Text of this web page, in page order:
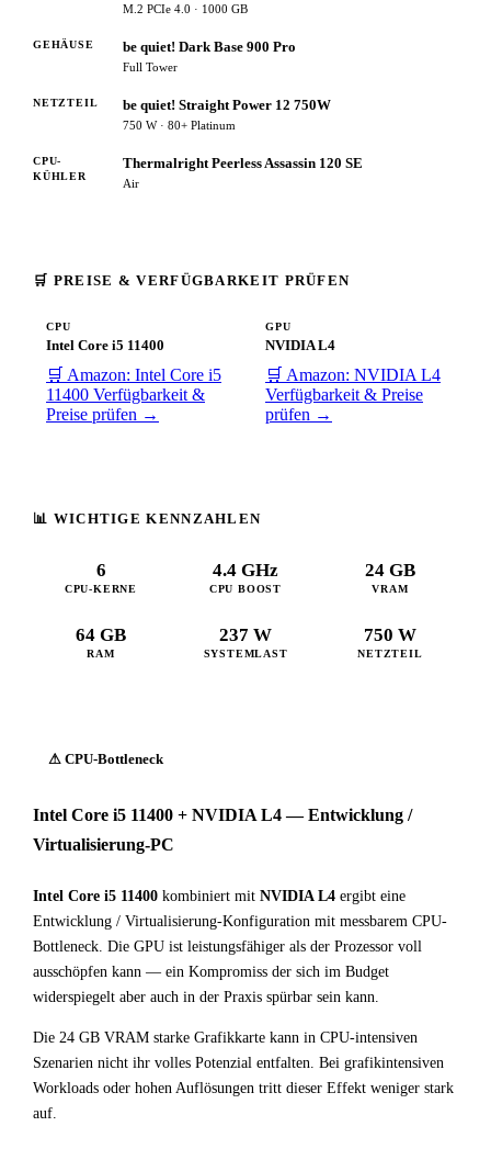
M.2 PCIe 4.0 · 1000 GB
GEHÄUSE be quiet! Dark Base 900 Pro
Full Tower
NETZTEIL be quiet! Straight Power 12 750W
750 W · 80+ Platinum
CPU-
KÜHLER
Thermalright Peerless Assassin 120 SE
Air
🛒 PREISE & VERFÜGBARKEIT PRÜFEN
CPU
Intel Core i5 11400
🛒 Amazon: Intel Core i5
11400 Verfügbarkeit &
Preise prüfen →
GPU
NVIDIA L4
🛒 Amazon: NVIDIA L4
Verfügbarkeit & Preise
prüfen →
📊 WICHTIGE KENNZAHLEN
6
CPU-KERNE
4.4 GHz
CPU BOOST
24 GB
VRAM
64 GB
RAM
237 W
SYSTEMLAST
750 W
NETZTEIL
⚠ CPU-Bottleneck
Intel Core i5 11400 + NVIDIA L4 — Entwicklung /
Virtualisierung-PC
Intel Core i5 11400 kombiniert mit NVIDIA L4 ergibt eine
Entwicklung / Virtualisierung-Konfiguration mit messbarem CPU-
Bottleneck. Die GPU ist leistungsfähiger als der Prozessor voll
ausschöpfen kann — ein Kompromiss der sich im Budget
widerspiegelt aber auch in der Praxis spürbar sein kann.
Die 24 GB VRAM starke Grafikkarte kann in CPU-intensiven
Szenarien nicht ihr volles Potenzial entfalten. Bei grafikintensiven
Workloads oder hohen Auflösungen tritt dieser Effekt weniger stark
auf.